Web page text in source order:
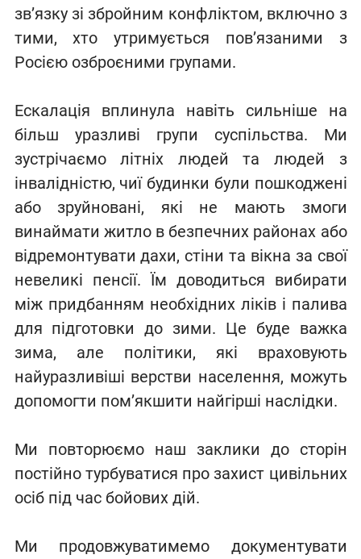
зв’язку зі збройним конфліктом, включно з
тими, хто утримується пов’язаними з
Росією озброєними групами.
Ескалація вплинула навіть сильніше на
більш уразливі групи суспільства. Ми
зустрічаємо літніх людей та людей з
інвалідністю, чиї будинки були пошкоджені
або зруйновані, які не мають змоги
винаймати житло в безпечних районах або
відремонтувати дахи, стіни та вікна за свої
невеликі пенсії. Їм доводиться вибирати
між придбанням необхідних ліків і палива
для підготовки до зими. Це буде важка
зима, але політики, які враховують
найуразливіші верстви населення, можуть
допомогти пом’якшити найгірші наслідки.
Ми повторюємо наш заклики до сторін
постійно турбуватися про захист цивільних
осіб під час бойових дій.
Ми продовжуватимемо документувати